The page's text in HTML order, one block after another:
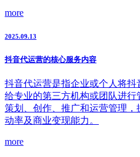
more
2025.09.13
抖音代运营的核心服务内容
抖音代运营是指企业或个人将
给专业的第三方机构或团队进
策划、创作、推广和运营管理
动率及商业变现能力。
more